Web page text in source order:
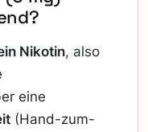
Nikotin, also
eine
(Hand-zum-